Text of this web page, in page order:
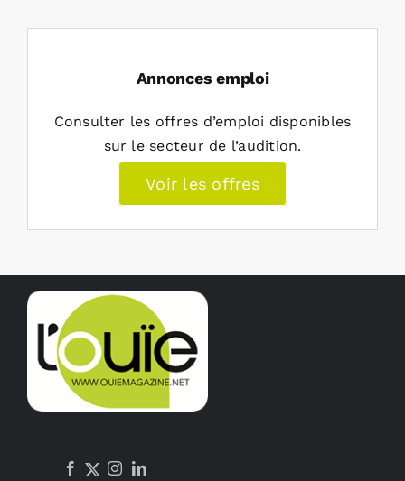
Annonces emploi
Consulter les offres d’emploi disponibles
sur le secteur de l’audition.
Voir les offres